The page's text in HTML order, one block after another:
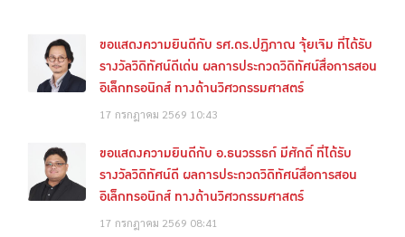
ขอแสดงความยินดีกับ รศ.ดร.ปฏิภาณ จุ้ยเจิม ที่ได้รับ
รางวัลวิดิทัศน์ดีเด่น ผลการประกวดวิดิทัศน์สื่อการสอน
อิเล็กทรอนิกส์ ทางด้านวิศวกรรมศาสตร์
17 กรกฎาคม 2569 10:43
ขอแสดงความยินดีกับ อ.ธนวรรธก์ มีศักดิ์ ที่ได้รับ
รางวัลวิดิทัศน์ดี ผลการประกวดวิดิทัศน์สื่อการสอน
อิเล็กทรอนิกส์ ทางด้านวิศวกรรมศาสตร์
17 กรกฎาคม 2569 08:41